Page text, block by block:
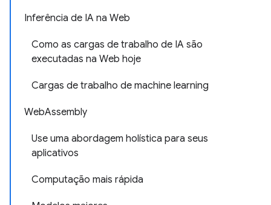
Inferência de IA na Web
Como as cargas de trabalho de IA são
executadas na Web hoje
Cargas de trabalho de machine learning
WebAssembly
Use uma abordagem holística para seus
aplicativos
Computação mais rápida